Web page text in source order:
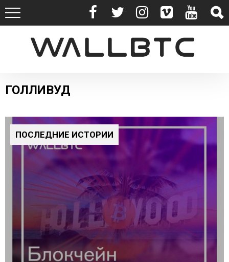
ГОЛЛИВУД
ПОСЛЕДНИЕ ИСТОРИИ